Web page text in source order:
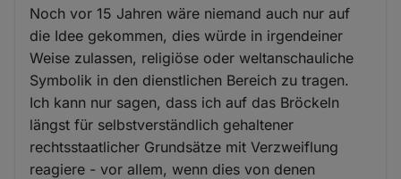
Noch vor 15 Jahren wäre niemand auch nur auf
die Idee gekommen, dies würde in irgendeiner
Weise zulassen, religiöse oder weltanschauliche
Symbolik in den dienstlichen Bereich zu tragen.
Ich kann nur sagen, dass ich auf das Bröckeln
längst für selbstverständlich gehaltener
rechtsstaatlicher Grundsätze mit Verzweiflung
reagiere - vor allem, wenn dies von denen